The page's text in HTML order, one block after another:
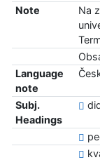
Note
Na
Language
note
Subj.
Headings